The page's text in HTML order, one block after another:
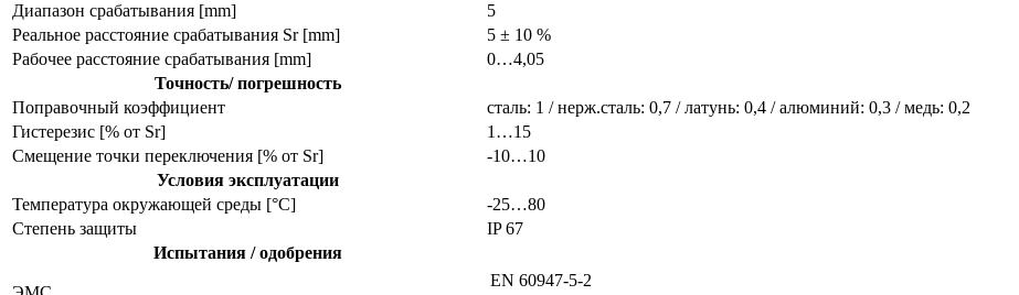
Диапазон срабатывания [mm]
5
Реальное расстояние срабатывания Sr [mm]
5 ± 10 %
Рабочее расстояние срабатывания [mm]
0…4,05
Точность/ погрешность
Поправочный коэффициент
сталь: 1 / нерж.сталь: 0,7 / латунь: 0,4 / алюминий: 0,3 / медь: 0,2
Гистерезис [% от Sr]
1…15
Смещение точки переключения [% от Sr]
-10…10
Условия эксплуатации
Температура окружающей среды [°C]
-25…80
Степень защиты
IP 67
Испытания / одобрения
EN 60947-5-2